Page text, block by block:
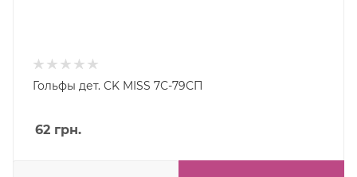
Гольфы дет. CK MISS 7С-79СП
62 грн.